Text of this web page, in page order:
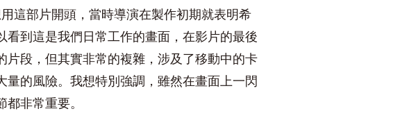
這部片開頭，當時導演在製作初期就表明希
到這是我們日常工作的畫面，在影片的最後
段，但其實非常的複雜，涉及了移動中的卡
的風險。我想特別強調，雖然在畫面上一閃
非常重要。